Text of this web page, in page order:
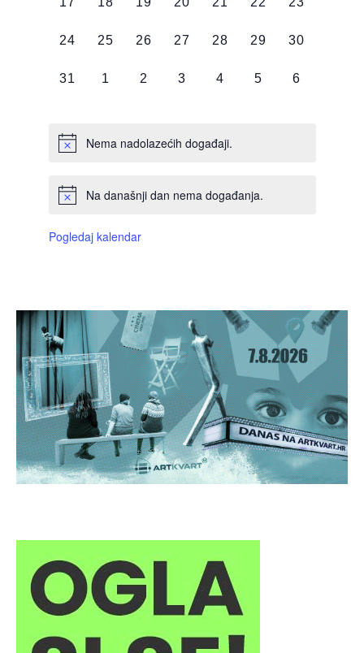
0
24
0
25
0
26
0
27
0
28
0
29
0
30
0
31
0
1
0
2
0
3
0
4
0
5
0
6
Nema nadolazećih događaji.
Na današnji dan nema događanja.
Pogledaj kalendar